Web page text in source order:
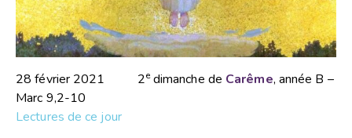
28 février 2021 2edimanche de Carême, année B –
Marc 9,2-10
Lectures de ce jour